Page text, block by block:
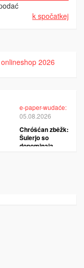
k spočatkej
e-paper-wudaće:
05.08.2026
Chróšćan zběžk:
Šulerjo so
dopominaja